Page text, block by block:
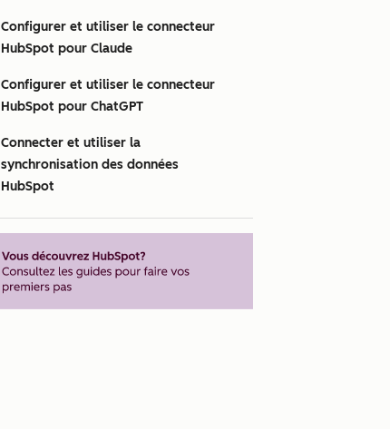
Configurer et utiliser le connecteur
HubSpot pour Claude
Configurer et utiliser le connecteur
HubSpot pour ChatGPT
Connecter et utiliser la
synchronisation des données
HubSpot